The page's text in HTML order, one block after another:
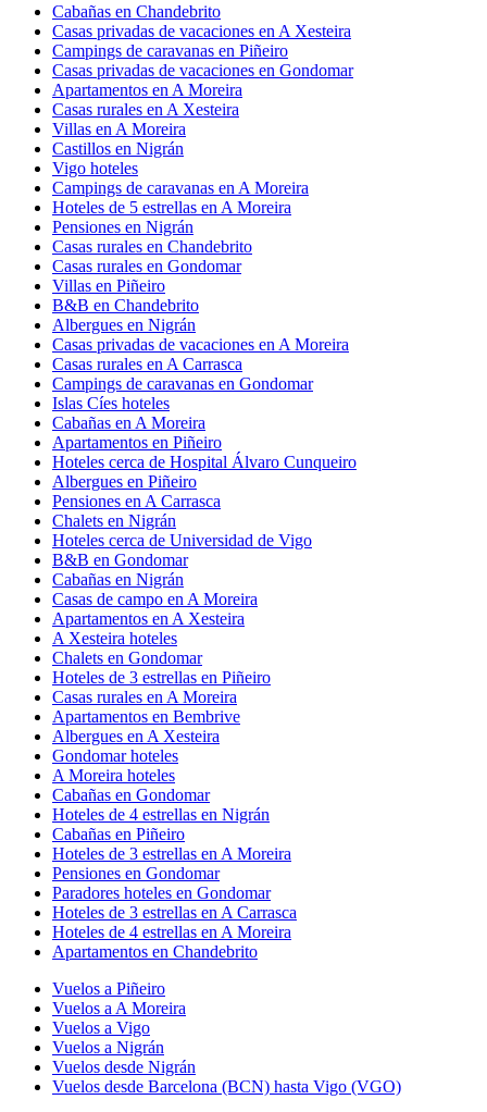
Cabañas en Chandebrito
Casas privadas de vacaciones en A Xesteira
Campings de caravanas en Piñeiro
Casas privadas de vacaciones en Gondomar
Apartamentos en A Moreira
Casas rurales en A Xesteira
Villas en A Moreira
Castillos en Nigrán
Vigo hoteles
Campings de caravanas en A Moreira
Hoteles de 5 estrellas en A Moreira
Pensiones en Nigrán
Casas rurales en Chandebrito
Casas rurales en Gondomar
Villas en Piñeiro
B&B en Chandebrito
Albergues en Nigrán
Casas privadas de vacaciones en A Moreira
Casas rurales en A Carrasca
Campings de caravanas en Gondomar
Islas Cíes hoteles
Cabañas en A Moreira
Apartamentos en Piñeiro
Hoteles cerca de Hospital Álvaro Cunqueiro
Albergues en Piñeiro
Pensiones en A Carrasca
Chalets en Nigrán
Hoteles cerca de Universidad de Vigo
B&B en Gondomar
Cabañas en Nigrán
Casas de campo en A Moreira
Apartamentos en A Xesteira
A Xesteira hoteles
Chalets en Gondomar
Hoteles de 3 estrellas en Piñeiro
Casas rurales en A Moreira
Apartamentos en Bembrive
Albergues en A Xesteira
Gondomar hoteles
A Moreira hoteles
Cabañas en Gondomar
Hoteles de 4 estrellas en Nigrán
Cabañas en Piñeiro
Hoteles de 3 estrellas en A Moreira
Pensiones en Gondomar
Paradores hoteles en Gondomar
Hoteles de 3 estrellas en A Carrasca
Hoteles de 4 estrellas en A Moreira
Apartamentos en Chandebrito
Vuelos a Piñeiro
Vuelos a A Moreira
Vuelos a Vigo
Vuelos a Nigrán
Vuelos desde Nigrán
Vuelos desde Barcelona (BCN) hasta Vigo (VGO)